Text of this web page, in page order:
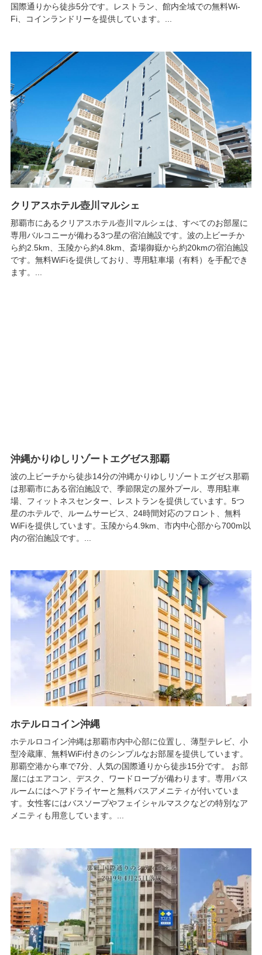
国際通りから徒歩5分です。レストラン、館内全域での無料Wi-
Fi、コインランドリーを提供しています。...
クリアスホテル壺川マルシェ
那覇市にあるクリアスホテル壺川マルシェは、すべてのお部屋に
専用バルコニーが備わる3つ星の宿泊施設です。波の上ビーチか
ら約2.5km、玉陵から約4.8km、斎場御嶽から約20kmの宿泊施設
です。無料WiFiを提供しており、専用駐車場（有料）を手配でき
ます。...
沖縄かりゆしリゾートエグゼス那覇
波の上ビーチから徒歩14分の沖縄かりゆしリゾートエグゼス那覇
は那覇市にある宿泊施設で、季節限定の屋外プール、専用駐車
場、フィットネスセンター、レストランを提供しています。5つ
星のホテルで、ルームサービス、24時間対応のフロント、無料
WiFiを提供しています。玉陵から4.9km、市内中心部から700m以
内の宿泊施設です。...
ホテルロコイン沖縄
ホテルロコイン沖縄は那覇市内中心部に位置し、薄型テレビ、小
型冷蔵庫、無料WiFi付きのシンプルなお部屋を提供しています。
那覇空港から車で7分、人気の国際通りから徒歩15分です。 お部
屋にはエアコン、デスク、ワードローブが備わります。専用バス
ルームにはヘアドライヤーと無料バスアメニティが付いていま
す。女性客にはバスソープやフェイシャルマスクなどの特別なア
メニティも用意しています。...